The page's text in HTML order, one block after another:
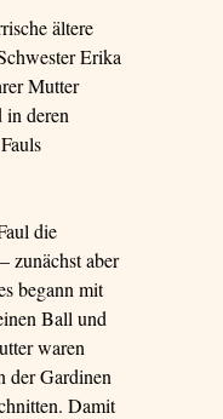
ältere
Erika
Mutter
in deren
die
zunächst aber
begann mit
Ball und
waren
der Gardinen
Damit